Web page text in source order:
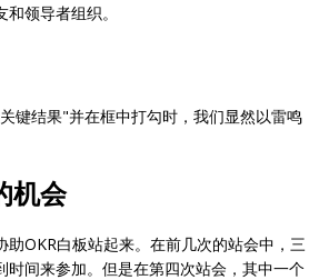
领导者组织。
键结果"并在框中打勾时，我们显然以雷鸣
机会
助OKR白板站起来。在前几次的站会中，三
时间来参加。但是在第四次站会，其中一个